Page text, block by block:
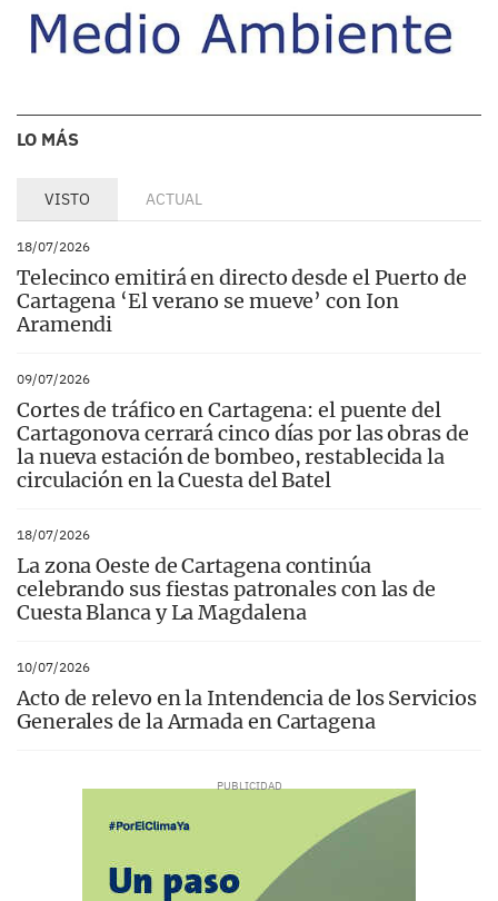
LO MÁS
VISTO ACTUAL
18/07/2026
Telecinco emitirá en directo desde el Puerto de
Cartagena ‘El verano se mueve’ con Ion
Aramendi
09/07/2026
Cortes de tráfico en Cartagena: el puente del
Cartagonova cerrará cinco días por las obras de
la nueva estación de bombeo, restablecida la
circulación en la Cuesta del Batel
18/07/2026
La zona Oeste de Cartagena continúa
celebrando sus fiestas patronales con las de
Cuesta Blanca y La Magdalena
10/07/2026
Acto de relevo en la Intendencia de los Servicios
Generales de la Armada en Cartagena